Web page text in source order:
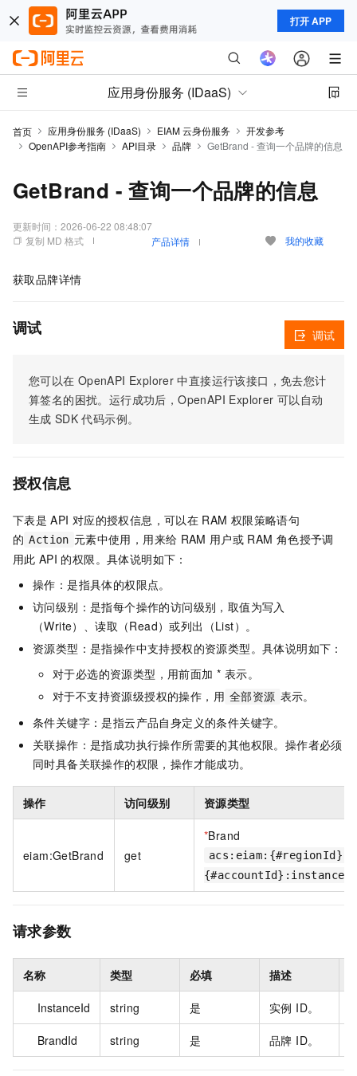
打开 APP
应用身份服务 (IDaaS)
首页 应用身份服务 (IDaaS) EIAM 云身份服务
开发参考
OpenAPI参考指南
API目录 品牌 GetBrand - 查询一个品牌的信息
GetBrand - 查询一个品牌的信息
更新时间： 2026-06-22 08:48:07
复制 MD 格式
产品详情 我的收藏
获取品牌详情
调试
您可以在 OpenAPI Explorer 中直接运行该接口，免去您计
算签名的困扰。运行成功后，OpenAPI Explorer 可以自动
生成 SDK 代码示例。
调试
授权信息
下表是 API 对应的授权信息，可以在 RAM 权限策略语句
的 Action 元素中使用，用来给 RAM 用户或 RAM 角色授予调
用此 API 的权限。具体说明如下：
操作：是指具体的权限点。
访问级别：是指每个操作的访问级别，取值为写入
（Write）、读取（Read）或列出（List）。
资源类型：是指操作中支持授权的资源类型。具体说明如下：
对于必选的资源类型，用前面加 * 表示。
对于不支持资源级授权的操作，用 全部资源 表示。
条件关键字：是指云产品自身定义的条件关键字。
关联操作：是指成功执行操作所需要的其他权限。操作者必须
同时具备关联操作的权限，操作才能成功。
操作 访问级别 资源类型
eiam:GetBrand get
*Brand
acs:eiam:{#regionId}:
{#accountId}:instance/
请求参数
名称 类型 必填 描述
InstanceId string 是 实例 ID。
BrandId string 是 品牌 ID。